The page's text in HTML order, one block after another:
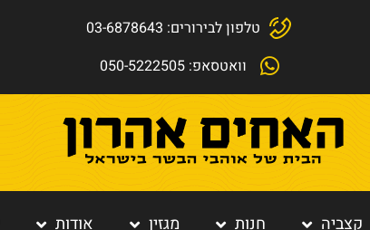
טלפון לבירורים: 03-6878643
וואטסאפ: 050-5222505
קצביה חנות מגזין אודות